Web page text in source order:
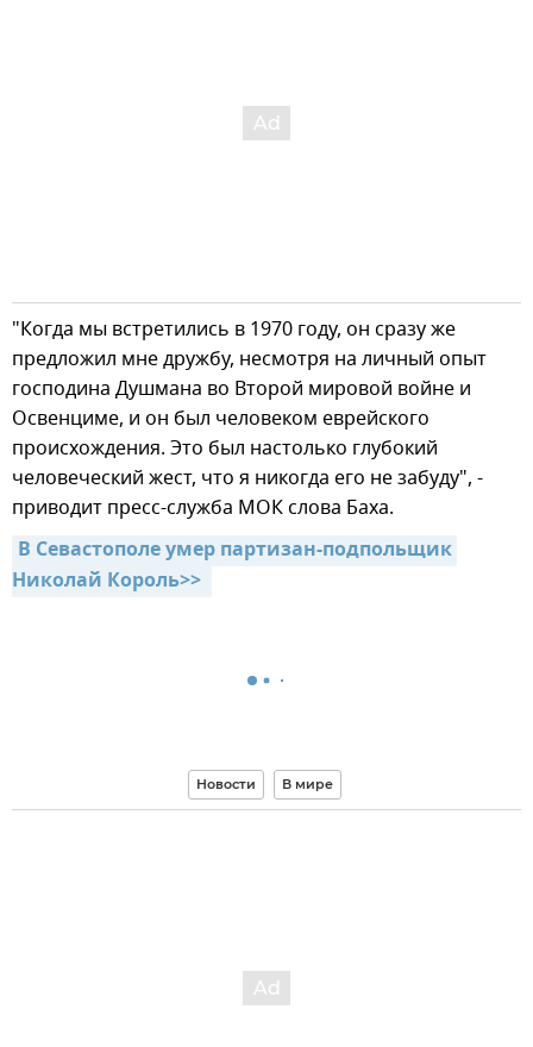
"Когда мы встретились в 1970 году, он сразу же
предложил мне дружбу, несмотря на личный опыт
господина Душмана во Второй мировой войне и
Освенциме, и он был человеком еврейского
происхождения. Это был настолько глубокий
человеческий жест, что я никогда его не забуду", -
приводит пресс-служба МОК слова Баха.
В Севастополе умер партизан-подпольщик
Николай Король>>
Новости В мире